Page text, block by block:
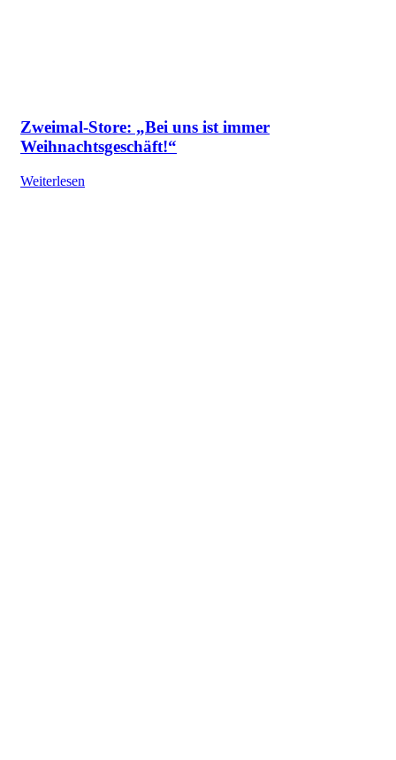
Zweimal-Store: „Bei uns ist immer
Weihnachtsgeschäft!“
Weiterlesen